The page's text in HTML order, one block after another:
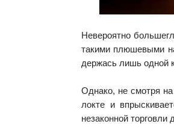
Невероятно
такими плюшевыми
держась лишь одной
Однако, не смотря
локте и
незаконной